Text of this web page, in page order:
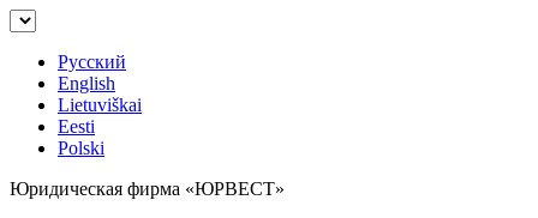
Русский
English
Lietuviškai
Eesti
Polski
Юридическая фирма «ЮРВЕСТ»